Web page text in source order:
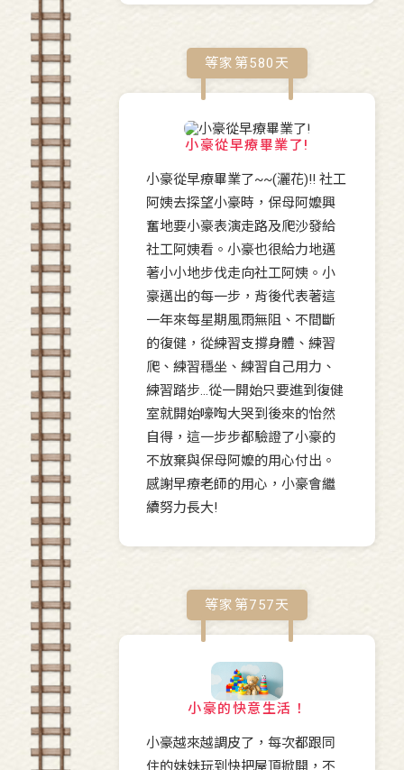
等家第580 天
小豪從早療畢業了!
小豪從早療畢業了~~(灑花)!! 社工
阿姨去探望小豪時，保母阿嬤興
奮地要小豪表演走路及爬沙發給
社工阿姨看。小豪也很給力地邁
著小小地步伐走向社工阿姨。小
豪邁出的每一步，背後代表著這
一年來每星期風雨無阻、不間斷
的復健，從練習支撐身體、練習
爬、練習穩坐、練習自己用力、
練習踏步…從一開始只要進到復健
室就開始嚎啕大哭到後來的怡然
自得，這一步步都驗證了小豪的
不放棄與保母阿嬤的用心付出。
感謝早療老師的用心，小豪會繼
續努力長大!
等家第757天
小豪的快意生活！
小豪越來越調皮了，每次都跟同
住的妹妹玩到快把屋頂掀開，不